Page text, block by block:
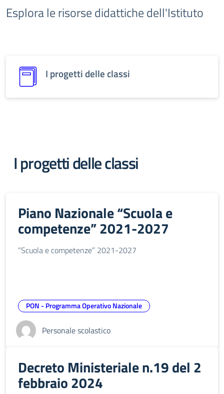
Esplora le risorse didattiche dell'Istituto
I progetti delle classi
I progetti delle classi
Piano Nazionale “Scuola e
competenze” 2021-2027
“Scuola e competenze” 2021-2027
PON - Programma Operativo Nazionale
Personale scolastico
Decreto Ministeriale n.19 del 2
febbraio 2024